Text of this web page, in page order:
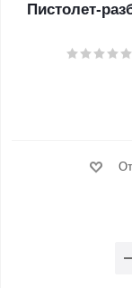
Пистолет-